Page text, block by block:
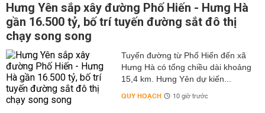
Hưng Yên sắp xây đường Phố Hiến - Hưng Hà
gần 16.500 tỷ, bố trí tuyến đường sắt đô thị
chạy song song
Tuyến đường từ Phố Hiến đến xã
Hưng Hà có tổng chiều dài khoảng
15,4 km. Hưng Yên dự kiến...
QUY HOẠCH 10 giờ trước